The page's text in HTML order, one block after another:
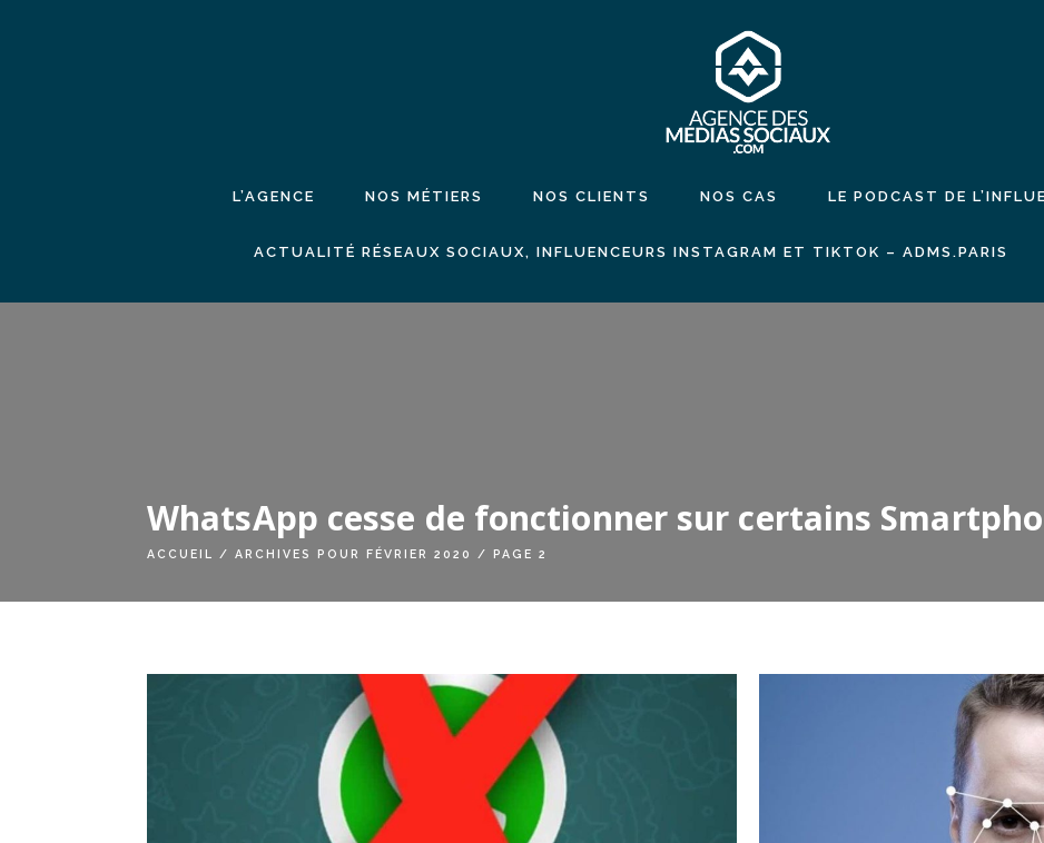
L’AGENCE NOS MÉTIERS NOS CLIENTS NOS CAS LE PODCAST DE
ACTUALITÉ RÉSEAUX SOCIAUX, INFLUENCEURS INSTAGRAM ET TIKTOK – ADMS.PARIS
WhatsApp cesse de fonctionner sur certains
ACCUEIL / ARCHIVES POUR FÉVRIER 2020 / PAGE 2